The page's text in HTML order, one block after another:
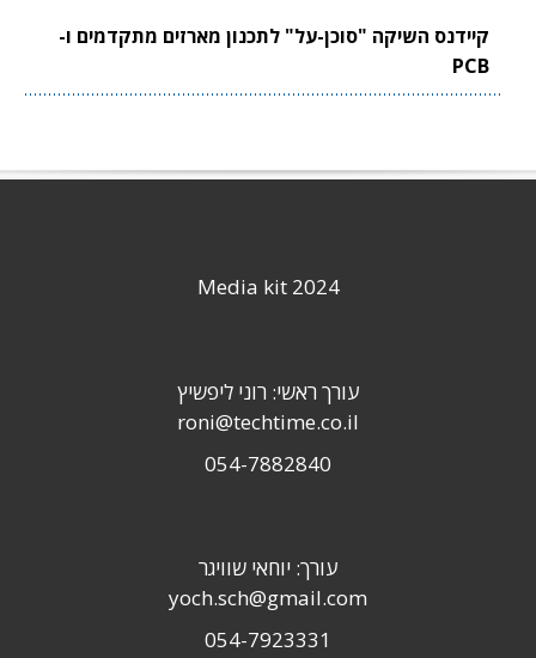
קיידנס השיקה "סוכן-על" לתכנון מארזים מתקדמים ו-
PCB
Media kit 2024
עורך ראשי: רוני ליפשיץ
roni@techtime.co.il
054-7882840
עורך: יוחאי שוויגר
yoch.sch@gmail.com
054-7923331